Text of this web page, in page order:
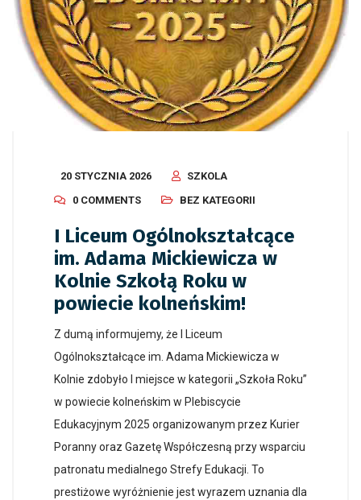
20 STYCZNIA 2026
SZKOLA
0 COMMENTS
BEZ KATEGORII
I Liceum Ogólnokształcące
im. Adama Mickiewicza w
Kolnie Szkołą Roku w
powiecie kolneńskim!
Z dumą informujemy, że I Liceum
Ogólnokształcące im. Adama Mickiewicza w
Kolnie zdobyło I miejsce w kategorii „Szkoła Roku”
w powiecie kolneńskim w Plebiscycie
Edukacyjnym 2025 organizowanym przez Kurier
Poranny oraz Gazetę Współczesną przy wsparciu
patronatu medialnego Strefy Edukacji. To
prestiżowe wyróżnienie jest wyrazem uznania dla